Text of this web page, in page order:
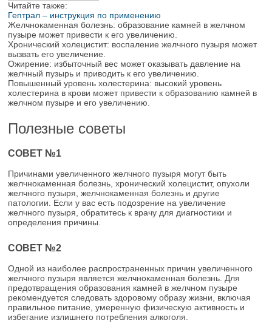
Читайте также:
Гептрал – инструкция по применению
Желчнокаменная болезнь: образование камней в желчном
пузыре может привести к его увеличению.
Хронический холецистит: воспаление желчного пузыря может
вызвать его увеличение.
Ожирение: избыточный вес может оказывать давление на
желчный пузырь и приводить к его увеличению.
Повышенный уровень холестерина: высокий уровень
холестерина в крови может привести к образованию камней в
желчном пузыре и его увеличению.
Полезные советы
СОВЕТ №1
Причинами увеличенного желчного пузыря могут быть
желчнокаменная болезнь, хронический холецистит, опухоли
желчного пузыря, желчнокаменная болезнь и другие
патологии. Если у вас есть подозрение на увеличение
желчного пузыря, обратитесь к врачу для диагностики и
определения причины.
СОВЕТ №2
Одной из наиболее распространенных причин увеличенного
желчного пузыря является желчнокаменная болезнь. Для
предотвращения образования камней в желчном пузыре
рекомендуется следовать здоровому образу жизни, включая
правильное питание, умеренную физическую активность и
избегание излишнего потребления алкоголя.